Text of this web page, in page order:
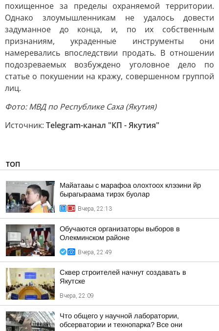
похищенное за пределы охраняемой территории.
Однако злоумышленникам не удалось довести
задуманное до конца, и, по их собственным
признаниям, украденные инструменты они
намеревались впоследствии продать. В отношении
подозреваемых возбуждено уголовное дело по
статье о покушении на кражу, совершенном группой
лиц.
Фото: МВД по Республике Саха (Якутия)
Источник: Telegram-канал "КП - Якутия"
ТОП
Майатааы с марафоа олохтоох клээини йр
бырагыраама тирэх буолар
Вчера, 22:13
Обучаются организаторы выборов в
Олекминском районе
Вчера, 22:49
Сквер строителей начнут создавать в
Якутске
Вчера, 22:09
Что общего у научной лаборатории,
обсерватории и технопарка? Все они